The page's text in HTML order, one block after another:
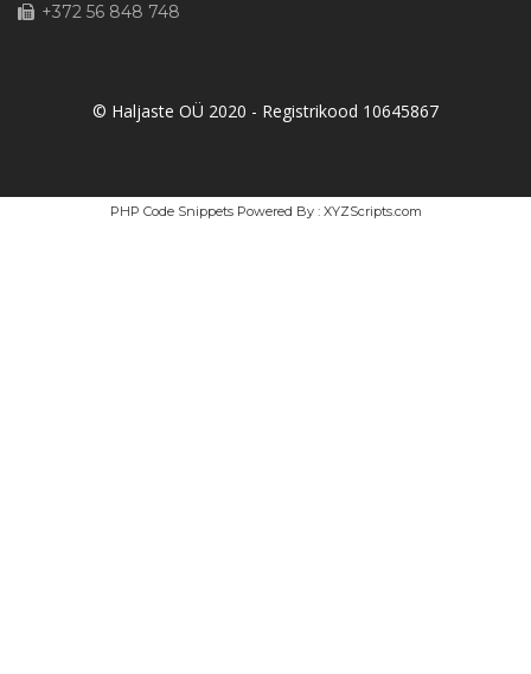
+372 56 848 748
© Haljaste OÜ 2020 - Registrikood 10645867
PHP Code SnippetsPowered By : XYZScripts.com